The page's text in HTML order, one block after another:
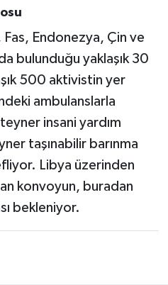
Endonezya, Çin ve
bulunduğu yaklaşık 30
500 aktivistin yer
ambulanslarla
insani yardım
taşınabilir barınma
Libya üzerinden
konvoyun, buradan
bekleniyor.